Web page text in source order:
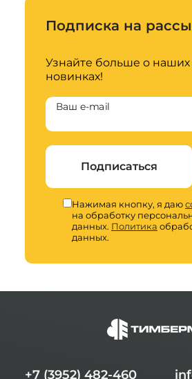
Подписка на
Узнайте больше о наших
новинках!
Ваш e-mail
Подписаться
Нажимая кнопку, я даю
на обработку
данных. Политика
данных.
+7 (3952) 482-460